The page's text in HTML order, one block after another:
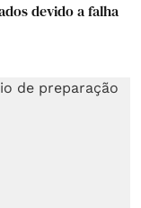
devido a falha